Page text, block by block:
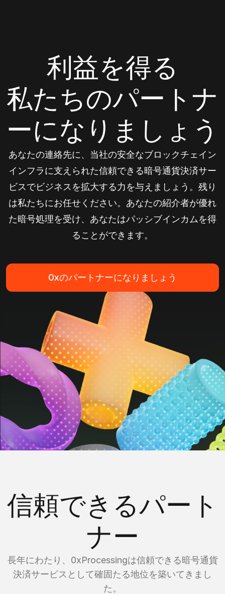
利益を得る
私たちのパートナ
ーになりましょう
あなたの連絡先に、当社の安全なブロックチェイン
インフラに支えられた信頼できる暗号通貨決済サー
ビスでビジネスを拡大する力を与えましょう。残り
は私たちにお任せください。あなたの紹介者が優れ
た暗号処理を受け、あなたはパッシブインカムを得
ることができます。
0xのパートナーになりましょう
信頼できるパート
ナー
長年にわたり、0xProcessingは信頼できる暗号通貨
決済サービスとして確固たる地位を築いてきまし
た。